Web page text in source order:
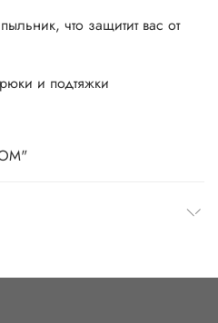
что защитит вас от
и подтяжки